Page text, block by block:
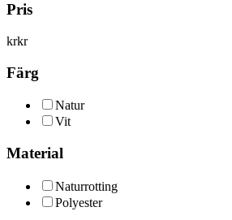
Pris
krkr
Färg
Natur
Vit
Material
Naturrotting
Polyester